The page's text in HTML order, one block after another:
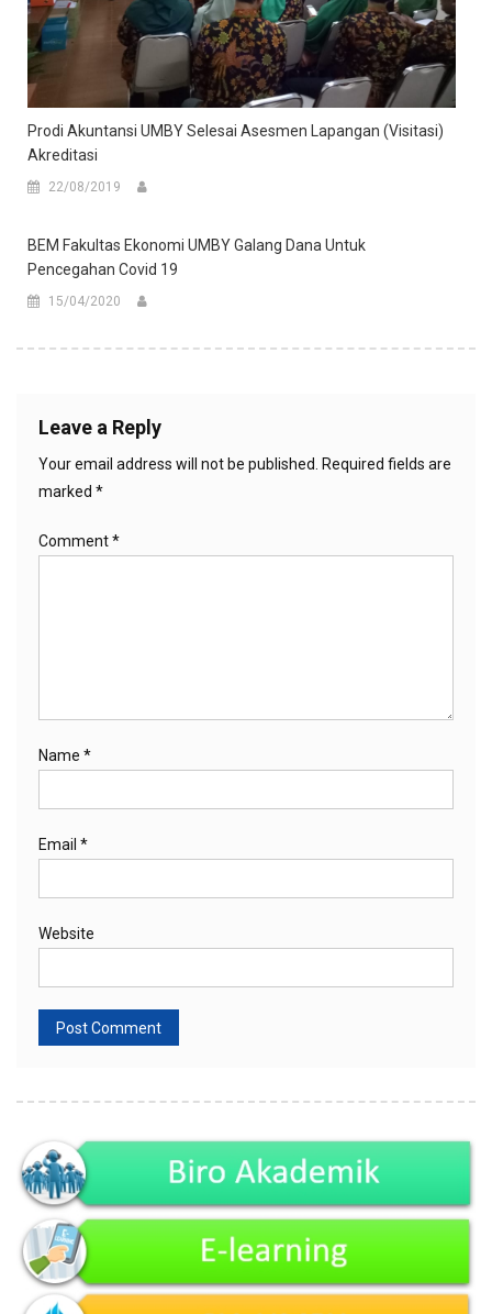
Prodi Akuntansi UMBY Selesai Asesmen Lapangan (Visitasi)
Akreditasi
22/08/2019
BEM Fakultas Ekonomi UMBY Galang Dana Untuk
Pencegahan Covid 19
15/04/2020
Leave a Reply
Your email address will not be published.
Required fields are
marked *
Comment*
Name *
Email *
Website